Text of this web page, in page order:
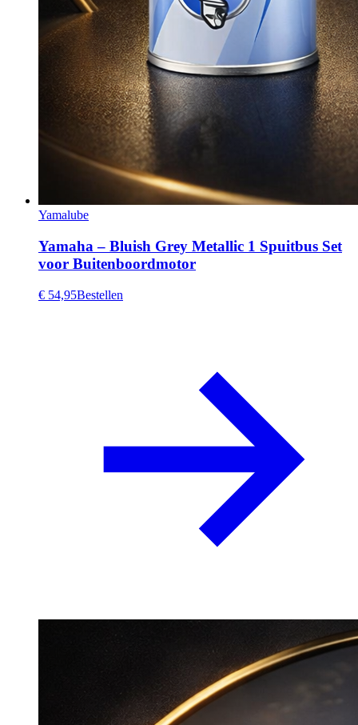
Yamalube
Yamaha – Bluish Grey Metallic 1 Spuitbus Set
voor Buitenboordmotor
€ 54,95Bestellen